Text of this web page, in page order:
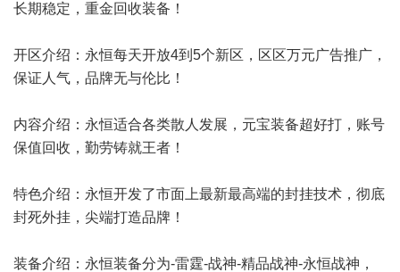
长期稳定，重金回收装备！
开区介绍：永恒每天开放4到5个新区，区区万元广告推广，
保证人气，品牌无与伦比！
内容介绍：永恒适合各类散人发展，元宝装备超好打，账号
保值回收，勤劳铸就王者！
特色介绍：永恒开发了市面上最新最高端的封挂技术，彻底
封死外挂，尖端打造品牌！
装备介绍：永恒装备分为-雷霆-战神-精品战神-永恒战神，